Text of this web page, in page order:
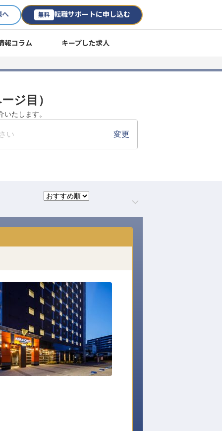
へ 無料 転職サポートに申し込む
報コラム キープした求人
ジ目）
たします。
い 変更